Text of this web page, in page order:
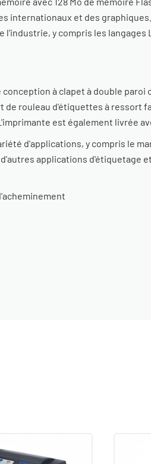
internationaux et des
y compris les langages
à clapet à double paroi
rouleau d'étiquettes à ressort
est également livrée
d'applications, y compris le
applications d'étiquetage